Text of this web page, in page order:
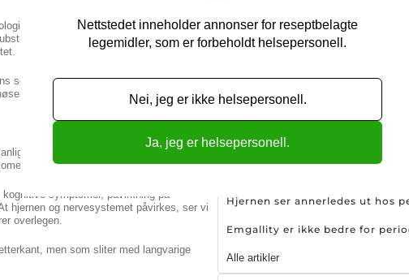
undersøkelser, samt utredning ut
med nevropsykologisk og
som gir påvirkning på hjernen og som
tromboser inkludert hjerneslag.
ved covid-19 ved en del andre
uten at luftveiene er særlig påvirket.
symptomer, påvirkning på
hjernen og nervesystemet påvirkes, ser vi
overlegen.
men som sliter med langvarige
Første randomiserte studien
starter opp: Kan bli
Sjeldent hodepinetilstand øker
Hjernen ser annerledes ut hos
Emgallity er ikke bedre for
Alle artikler
Nettstedet inneholder annonser for reseptbelagte
legemidler, som er forbeholdt helsepersonell.
Nei, jeg er ikke helsepersonell.
Ja, jeg er helsepersonell.